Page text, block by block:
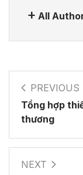
All
PREVIOUS
Tổng hợp
thương
NEXT